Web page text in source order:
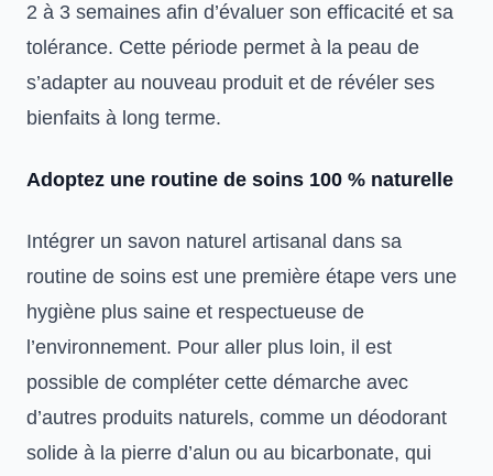
2 à 3 semaines afin d’évaluer son efficacité et sa
tolérance. Cette période permet à la peau de
s’adapter au nouveau produit et de révéler ses
bienfaits à long terme.
Adoptez une routine de soins 100 % naturelle
Intégrer un savon naturel artisanal dans sa
routine de soins est une première étape vers une
hygiène plus saine et respectueuse de
l’environnement. Pour aller plus loin, il est
possible de compléter cette démarche avec
d’autres produits naturels, comme un déodorant
solide à la pierre d’alun ou au bicarbonate, qui